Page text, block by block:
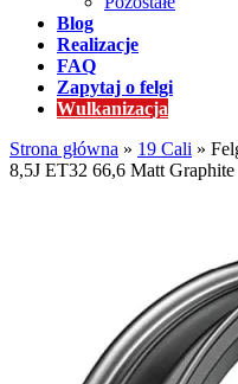
Blog
Realizacje
FAQ
Zapytaj o felgi
Wulkanizacja
Strona główna » 19 Cali »
8,5J ET32 66,6 Matt Graphite